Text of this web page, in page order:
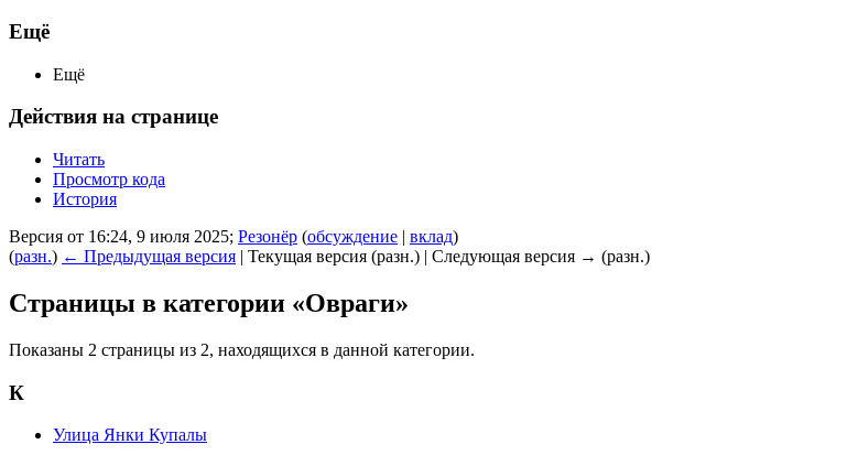
Ещё
Ещё
Действия на странице
Читать
Просмотр кода
История
Версия от 16:24, 9 июля 2025; Резонёр (обсуждение | вклад)
(разн.) ← Предыдущая версия | Текущая версия (разн.) | Следующая версия → (разн.)
Страницы в категории «Овраги»
Показаны 2 страницы из 2, находящихся в данной категории.
К
Улица Янки Купалы